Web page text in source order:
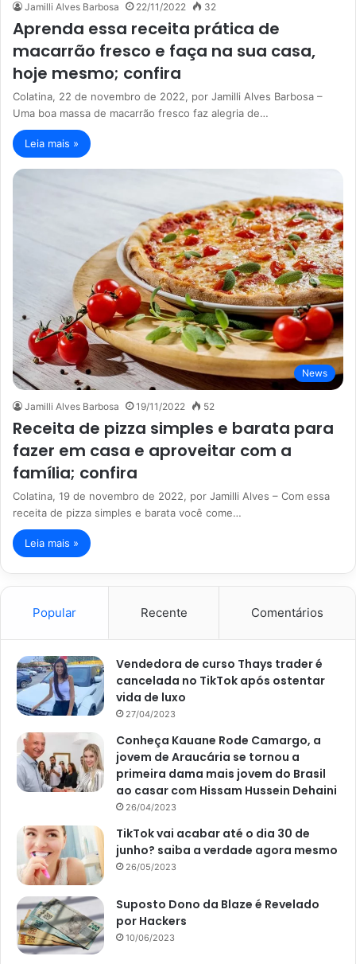
Jamilli Alves Barbosa 22/11/2022 32
Aprenda essa receita prática de
macarrão fresco e faça na sua casa,
hoje mesmo; confira
Colatina, 22 de novembro de 2022, por Jamilli Alves Barbosa –
Uma boa massa de macarrão fresco faz alegria de…
Leia mais »
News
Jamilli Alves Barbosa 19/11/2022 52
Receita de pizza simples e barata para
fazer em casa e aproveitar com a
família; confira
Colatina, 19 de novembro de 2022, por Jamilli Alves – Com essa
receita de pizza simples e barata você come…
Leia mais »
Popular Recente Comentários
Vendedora de curso Thays trader é
cancelada no TikTok após ostentar
vida de luxo
27/04/2023
Conheça Kauane Rode Camargo, a
jovem de Araucária se tornou a
primeira dama mais jovem do Brasil
ao casar com Hissam Hussein Dehaini
26/04/2023
TikTok vai acabar até o dia 30 de
junho? saiba a verdade agora mesmo
26/05/2023
Suposto Dono da Blaze é Revelado
por Hackers
10/06/2023